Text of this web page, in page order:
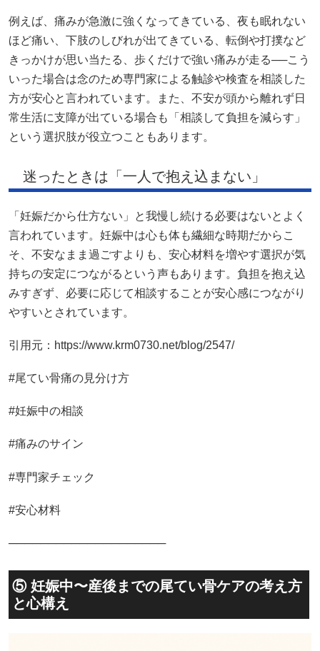
例えば、痛みが急激に強くなってきている、夜も眠れない
ほど痛い、下肢のしびれが出てきている、転倒や打撲など
きっかけが思い当たる、歩くだけで強い痛みが走る──こう
いった場合は念のため専門家による触診や検査を相談した
方が安心と言われています。また、不安が頭から離れず日
常生活に支障が出ている場合も「相談して負担を減らす」
という選択肢が役立つこともあります。
迷ったときは「一人で抱え込まない」
「妊娠だから仕方ない」と我慢し続ける必要はないとよく
言われています。妊娠中は心も体も繊細な時期だからこ
そ、不安なまま過ごすよりも、安心材料を増やす選択が気
持ちの安定につながるという声もあります。負担を抱え込
みすぎず、必要に応じて相談することが安心感につながり
やすいとされています。
引用元：https://www.krm0730.net/blog/2547/
#尾てい骨痛の見分け方
#妊娠中の相談
#痛みのサイン
#専門家チェック
#安心材料
────────────────────
⑤ 妊娠中〜産後までの尾てい骨ケアの考え方
と心構え